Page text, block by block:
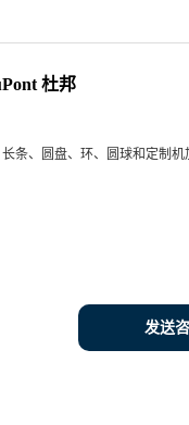
杜邦
条、圆盘、环、圆球和定制机
发送